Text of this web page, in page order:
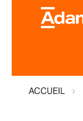
ACCUEIL